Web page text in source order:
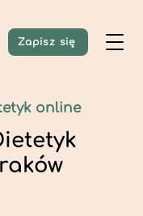
Zapisz się
online